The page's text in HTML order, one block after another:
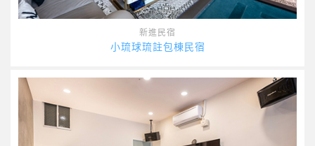
新進民宿
小琉球琉註包棟民宿